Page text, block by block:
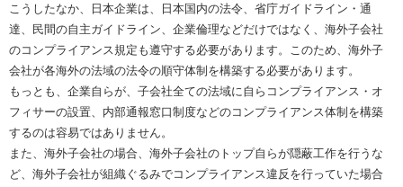
こうしたなか、日本企業は、日本国内の法令、省庁ガイドライン・通
達、民間の自主ガイドライン、企業倫理などだけではなく、海外子会社
のコンプライアンス規定も遵守する必要があります。このため、海外子
会社が各海外の法域の法令の順守体制を構築する必要があります。
もっとも、企業自らが、子会社全ての法域に自らコンプライアンス・オ
フィサーの設置、内部通報窓口制度などのコンプライアンス体制を構築
するのは容易ではありません。
また、海外子会社の場合、海外子会社のトップ自らが隠蔽工作を行うな
ど、海外子会社が組織ぐるみでコンプライアンス違反を行っていた場合